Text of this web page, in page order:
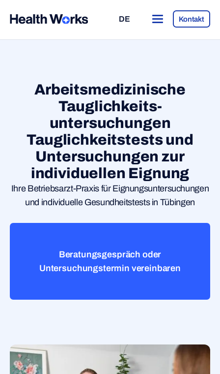
DE Kontakt
Arbeitsmedizinische
Tauglichkeits-
untersuchungen
Tauglichkeitstests und
Untersuchungen zur
individuellen Eignung
Ihre Betriebsarzt-Praxis für Eignungsuntersuchungen
und individuelle Gesundheitstests in Tübingen
Beratungsgespräch oder
Untersuchungstermin vereinbaren